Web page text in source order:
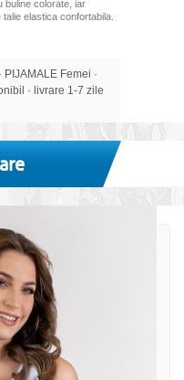
buline colorate, iar
elastica confortabila.
PIJAMALE Femei ·
· livrare 1-7 zile